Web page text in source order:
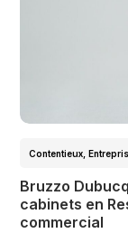
Contentieux,
Bruzzo
cabinets en
commercial